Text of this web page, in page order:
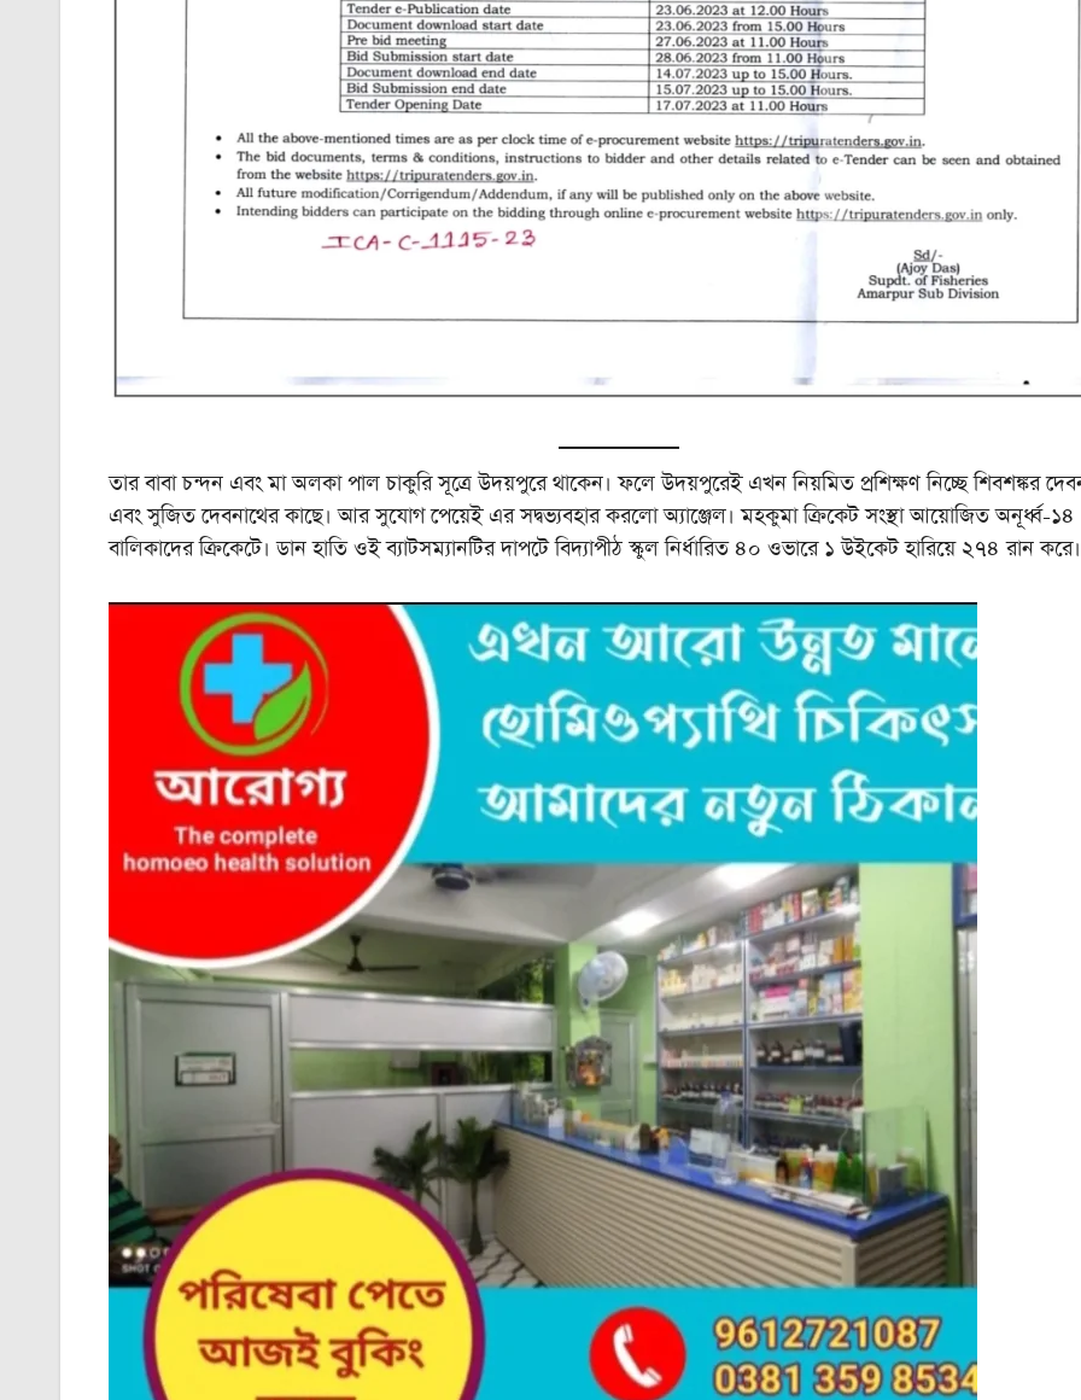
তার বাবা চন্দন এবং মা অলকা পাল চাকুরি সূত্রে উদয়পুরে থাকেন। ফলে উদয়পুরেই এখন নিয়মিত প্রশিক্ষণ নিচ্ছে শিবশঙ্কর
এবং সুজিত দেবনাথের কাছে। আর সুযোগ পেয়েই এর সদ্বভ্যবহার করলো অ্যাঞ্জেল। মহকুমা ক্রিকেট সংস্থা আয়োজিত অনূর্ধ্ব-‌১৪
বালিকাদের ক্রিকেটে। ডান হাতি ওই ব্যাটসম্যানটির দাপটে বিদ্যাপীঠ স্কুল নির্ধারিত ৪০ ওভারে ১ উইকেট হারিয়ে ২৭৪ রান করে।